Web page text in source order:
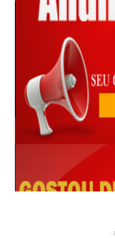
-